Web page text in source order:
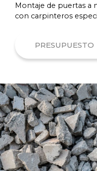
Montaje de puertas a
con carpinteros
PRESUPUESTO